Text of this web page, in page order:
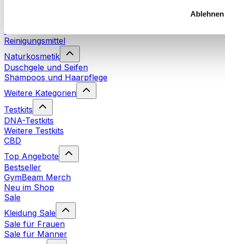
Ablehnen
Waschmittel
Reinigungsmittel
Naturkosmetik
Duschgele und Seifen
Shampoos und Haarpflege
Weitere Kategorien
Testkits
DNA-Testkits
Weitere Testkits
CBD
Top Angebote
Bestseller
GymBeam Merch
Neu im Shop
Sale
Kleidung Sale
Sale für Frauen
Sale für Männer